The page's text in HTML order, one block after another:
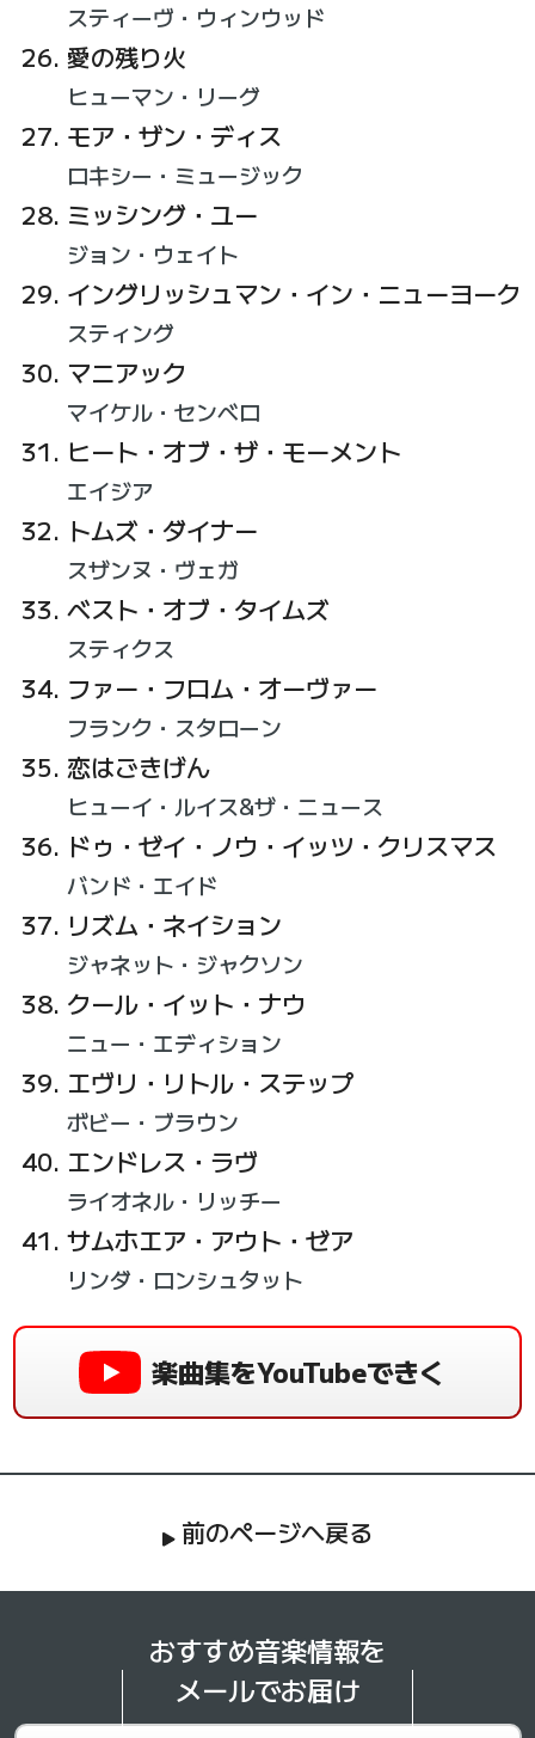
スティーヴ・ウィンウッド
愛の残り火
ヒューマン・リーグ
モア・ザン・ディス
ロキシー・ミュージック
ミッシング・ユー
ジョン・ウェイト
イングリッシュマン・イン・ニューヨーク
スティング
マニアック
マイケル・センベロ
ヒート・オブ・ザ・モーメント
エイジア
トムズ・ダイナー
スザンヌ・ヴェガ
ベスト・オブ・タイムズ
スティクス
ファー・フロム・オーヴァー
フランク・スタローン
恋はごきげん
ヒューイ・ルイス&ザ・ニュース
ドゥ・ゼイ・ノウ・イッツ・クリスマス
バンド・エイド
リズム・ネイション
ジャネット・ジャクソン
クール・イット・ナウ
ニュー・エディション
エヴリ・リトル・ステップ
ボビー・ブラウン
エンドレス・ラヴ
ライオネル・リッチー
サムホエア・アウト・ゼア
リンダ・ロンシュタット
楽曲集をYouTubeできく
前のページへ戻る
おすすめ音楽情報を
メールでお届け